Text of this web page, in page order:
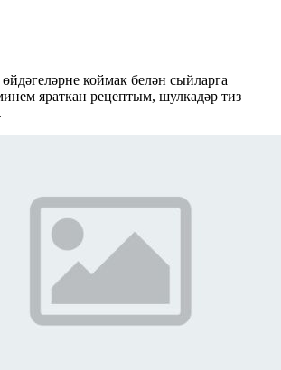
коймак белән сыйларга
яраткан рецептым, шулкадәр тиз